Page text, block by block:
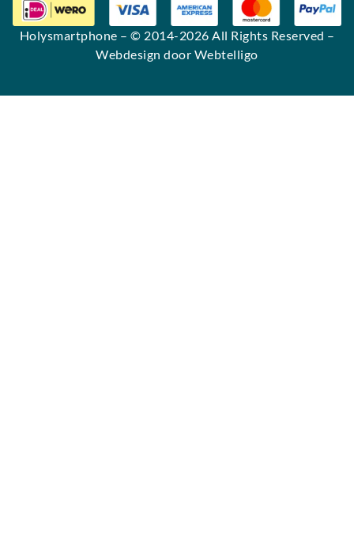
Holysmartphone – © 2014-2026 All Rights Reserved –
Webdesign door Webtelligo